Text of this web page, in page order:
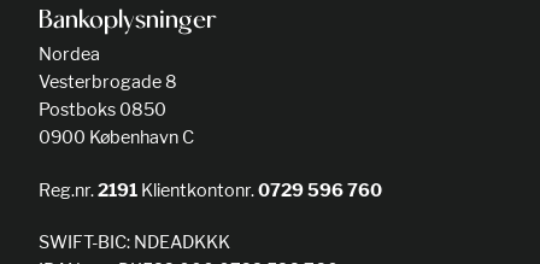
Bankoplysninger
Nordea
Vesterbrogade 8
Postboks 0850
0900 København C
Reg.nr.2191 Klientkontonr.0729 596 760
SWIFT-BIC: NDEADKKK